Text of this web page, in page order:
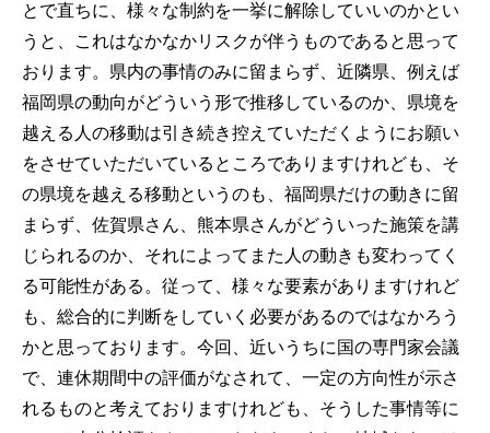
とで直ちに、様々な制約を一挙に解除していいのかとい
うと、これはなかなかリスクが伴うものであると思って
おります。県内の事情のみに留まらず、近隣県、例えば
福岡県の動向がどういう形で推移しているのか、県境を
越える人の移動は引き続き控えていただくようにお願い
をさせていただいているところでありますけれども、そ
の県境を越える移動というのも、福岡県だけの動きに留
まらず、佐賀県さん、熊本県さんがどういった施策を講
じられるのか、それによってまた人の動きも変わってく
る可能性がある。従って、様々な要素がありますけれど
も、総合的に判断をしていく必要があるのではなかろう
かと思っております。今回、近いうちに国の専門家会議
で、連休期間中の評価がなされて、一定の方向性が示さ
れるものと考えておりますけれども、そうした事情等に